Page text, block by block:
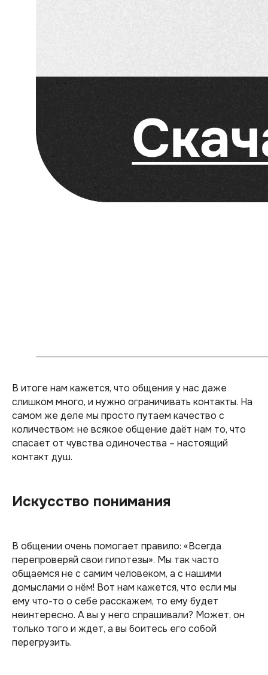
В итоге нам кажется, что общения у нас даже
слишком много, и нужно ограничивать контакты. На
самом же деле мы просто путаем качество с
количеством: не всякое общение даёт нам то, что
спасает от чувства одиночества – настоящий
контакт душ.
Искусство понимания
В общении очень помогает правило: «Всегда
перепроверяй свои гипотезы». Мы так часто
общаемся не с самим человеком, а с нашими
домыслами о нём! Вот нам кажется, что если мы
ему что-то о себе расскажем, то ему будет
неинтересно. А вы у него спрашивали? Может, он
только того и ждет, а вы боитесь его собой
перегрузить.